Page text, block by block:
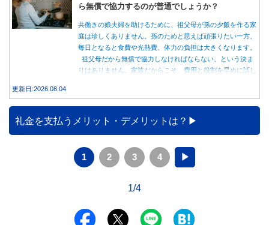
ら無償で協力するのが普通でしょうか？
共働きの娘夫婦を助けるために、祖父母が孫の夕飯を作る家
庭は珍しくありません。孫のためと思えば頑張りたい一方、
毎日となると食費や光熱費、体力の負担は大きくなります。
祖父母だから無償で協力しなければならない、という決ま
りはありません。家族だからこそ、費用と役割を早めに話し
更新日:2026.08.04
礼金を支払うメリット・デメリットは？
1 2 3 4 ▶
1/4